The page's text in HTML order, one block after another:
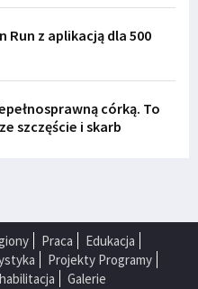
Run z aplikacją dla 500
córką. To
szczęście i skarb
Praca
Edukacja
Projekty Programy
Galerie